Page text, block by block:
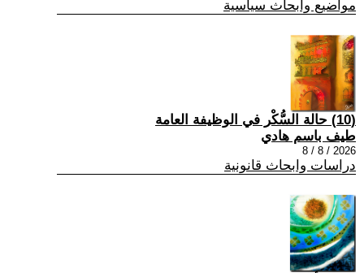
مواضيع وابحاث سياسية
(10) حالة السُّكْر في الوظيفة العامة
طيف باسم هادي
2026 / 8 / 8
دراسات وابحاث قانونية